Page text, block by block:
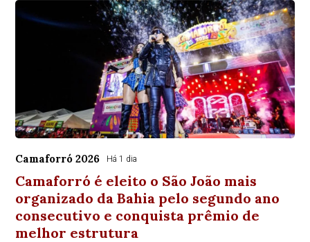
Camaforró 2026 Há 1 dia
Camaforró é eleito o São João mais
organizado da Bahia pelo segundo ano
consecutivo e conquista prêmio de
melhor estrutura